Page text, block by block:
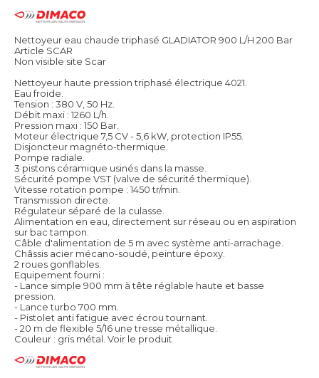
Nettoyeur eau chaude triphasé GLADIATOR 900 L/H 200 Bar
Article SCAR
Non visible site Scar
Nettoyeur haute pression triphasé électrique 4021.
Eau froide.
Tension : 380 V, 50 Hz.
Débit maxi : 1260 L/h.
Pression maxi : 150 Bar.
Moteur électrique 7,5 CV - 5,6 kW, protection IP55.
Disjoncteur magnéto-thermique.
Pompe radiale.
3 pistons céramique usinés dans la masse.
Sécurité pompe VST (valve de sécurité thermique).
Vitesse rotation pompe : 1450 tr/min.
Transmission directe.
Régulateur séparé de la culasse.
Alimentation en eau, directement sur réseau ou en aspiration
sur bac tampon.
Câble d'alimentation de 5 m avec système anti-arrachage.
Châssis acier mécano-soudé, peinture époxy.
2 roues gonflables.
Equipement fourni :
- Lance simple 900 mm à tête réglable haute et basse
pression.
- Lance turbo 700 mm.
- Pistolet anti fatigue avec écrou tournant.
- 20 m de flexible 5/16 une tresse métallique.
Couleur : gris métal. Voir le produit